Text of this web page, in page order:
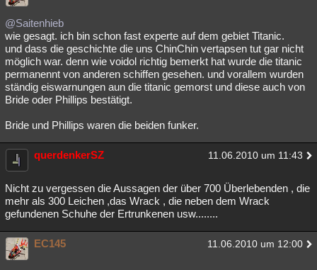
@Saitenhieb
wie gesagt. ich bin schon fast experte auf dem gebiet Titanic.
und dass die geschichte die uns ChinChin vertapsen tut gar nicht
möglich war. denn wie voidol richtig bemerkt hat wurde die titanic
permanennt von anderen schiffen gesehen. und vorallem wurden
ständig eiswarnungen aun die titanic gemorst und diese auch von
Bride oder Phillips bestätigt.
Bride und Phillips waren die beiden funker.
querdenkerSZ 11.06.2010 um 11:43
Nicht zu vergessen die Aussagen der über 700 Überlebenden , die
mehr als 300 Leichen ,das Wrack , die neben dem Wrack
gefundenen Schuhe der Ertrunkenen usw........
EC145 11.06.2010 um 12:00